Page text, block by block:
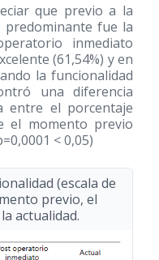
que previo a la
predominante fue la
inmediato
(61,54%) y en
la funcionalidad
una diferencia
entre el porcentaje
el momento previo
< 0,05)
(escala de
previo, el
actualidad.